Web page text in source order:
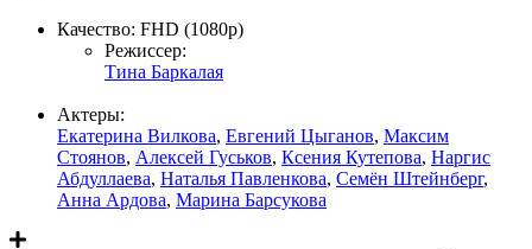
Качество: FHD (1080p)
Режиссер:
Тина Баркалая
Актеры:
Екатерина Вилкова, Евгений Цыганов, Максим
Стоянов, Алексей Гуськов, Ксения Кутепова, Наргис
Абдуллаева, Наталья Павленкова, Семён Штейнберг,
Анна Ардова, Марина Барсукова